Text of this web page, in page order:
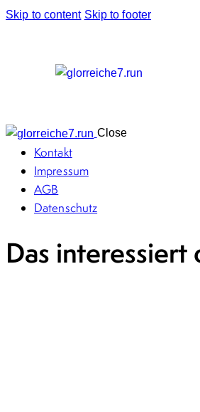
Skip to content Skip to footer
Close
Kontakt
Impressum
AGB
Datenschutz
Das